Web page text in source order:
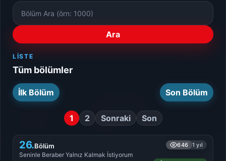
Bölüm
Numarası
Ara
LISTE
Tüm bölümler
İlk Bölüm Son Bölüm
1 2 Sonraki Son
26.Bölüm 646 1 yıl
Seninle Beraber Yalnız Kalmak İstiyorum